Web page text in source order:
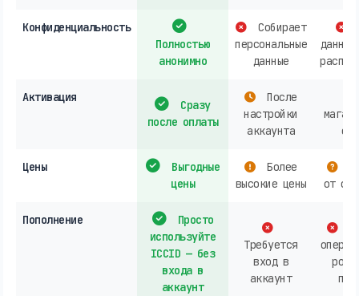
Конфиденциальность
Полностью
анонимно
Собирает
персональные
данные
Активация
Сразу
после оплаты
После
настройки
аккаунта
Цены
Выгодные
цены
Более
высокие цены
от
Пополнение
Просто
используйте
ICCID — без
входа в
аккаунт
Требуется
вход в
аккаунт